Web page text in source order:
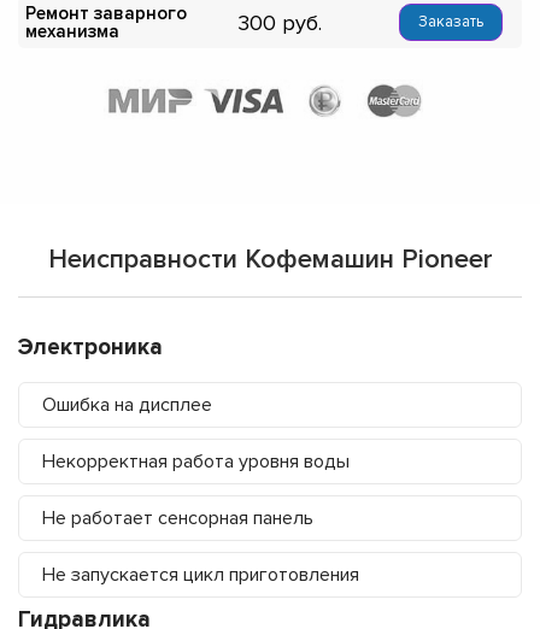
Ремонт заварного
механизма
300 Заказать
Неисправности Кофемашин Pioneer
Электроника
Ошибка на дисплее
Некорректная работа уровня воды
Не работает сенсорная панель
Не запускается цикл приготовления
Гидравлика